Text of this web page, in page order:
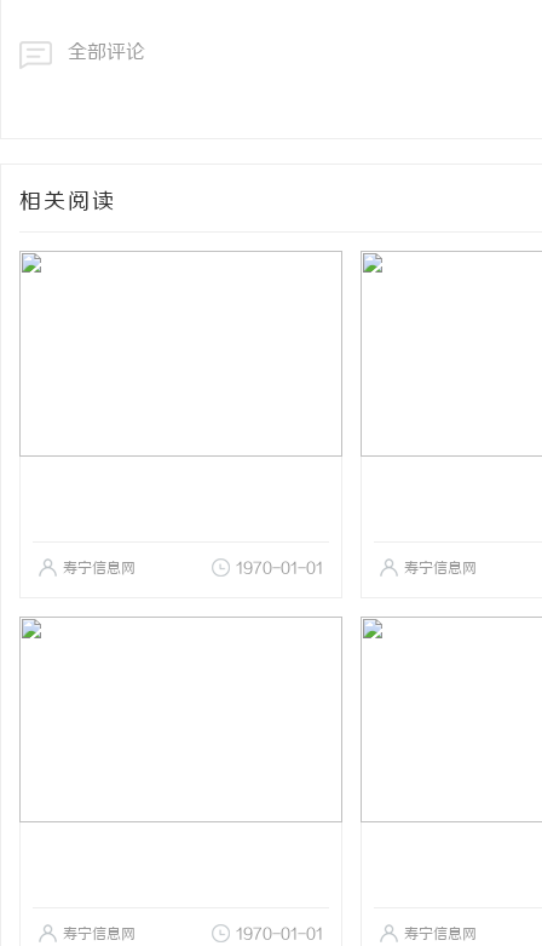
全部评论
相关阅读
寿宁信息网 1970-01-01 寿宁信息网
寿宁信息网 1970-01-01 寿宁信息网